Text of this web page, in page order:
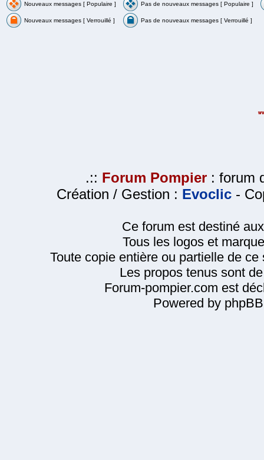
Nouveaux messages [ Populaire ] Pas de nouveaux messages [ Populaire ]
Nouveaux messages [ Verrouillé ] Pas de nouveaux messages [ Verrouillé ]
.:: Forum Pompier : forum
Création / Gestion : Evoclic -
Ce forum est destiné
Tous les logos et
Toute copie entière ou partielle de
Les propos tenus sont
Forum-pompier.com est
Powered by